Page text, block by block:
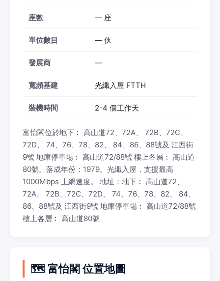
座數 — 座
單位數目 — 伙
發展商 —
寬頻基建 光纖入屋 FTTH
裝機時間 2-4 個工作天
富怡閣位於地下︰ 高山道72、72A、 72B、72C、
72D、 74、76、78、82、 84、86、88號及 江西街
9號 地庫停車場︰ 高山道72/88號 樓上各層︰ 高山道
80號。落成年份：1979。光纖入屋，支援最高
1000Mbps 上網速度。 地址：地下︰ 高山道72、
72A、 72B、72C、72D、 74、76、78、82、 84、
86、88號及 江西街9號 地庫停車場︰ 高山道72/88號
樓上各層︰ 高山道80號
🗺️ 富怡閣 位置地圖